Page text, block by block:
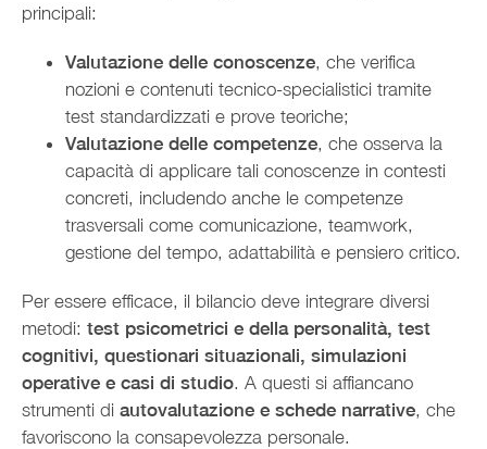
principali:
Valutazione delle conoscenze, che verifica
nozioni e contenuti tecnico-specialistici tramite
test standardizzati e prove teoriche;
Valutazione delle competenze, che osserva la
capacità di applicare tali conoscenze in contesti
concreti, includendo anche le competenze
trasversali come comunicazione, teamwork,
gestione del tempo, adattabilità e pensiero critico.
Per essere efficace, il bilancio deve integrare diversi
metodi: test psicometrici e della personalità, test
cognitivi, questionari situazionali, simulazioni
operative e casi di studio. A questi si affiancano
strumenti di autovalutazione e schede narrative, che
favoriscono la consapevolezza personale.